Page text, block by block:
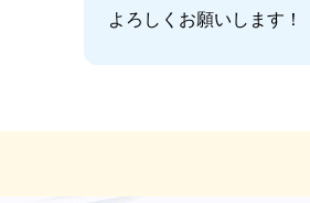
よろしくお願いします！